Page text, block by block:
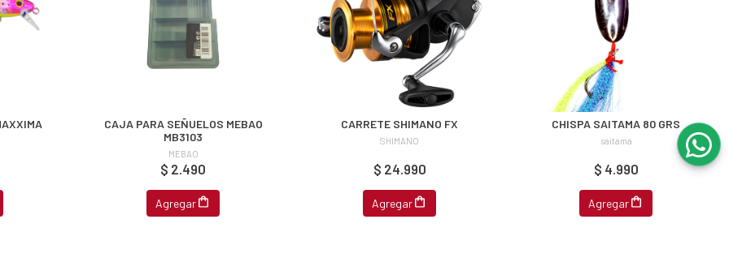
CAJA PARA SEÑUELOS MEBAO
MB3103
MEBAO
$ 2.490
Agregar
CARRETE SHIMANO FX
SHIMANO
$ 24.990
Agregar
CHISPA SAITAMA 80 GRS
saitama
$ 4.990
Agregar